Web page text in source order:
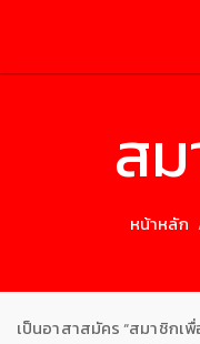
ส
หน้าหลัก
เป็นอาสาสมัคร “สมาชิกเ